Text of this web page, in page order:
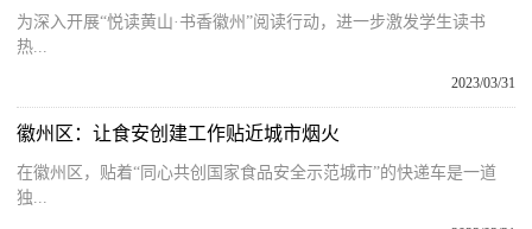
为深入开展“悦读黄山·书香徽州”阅读行动，进一步激发学生读书
热...
2023/03/31
徽州区：让食安创建工作贴近城市烟火
在徽州区，贴着“同心共创国家食品安全示范城市”的快递车是一道
独...